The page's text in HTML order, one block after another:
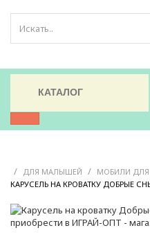
КАТАЛОГ
/ ДЛЯ МАЛЫШЕЙ / МОБИЛИ ДЛЯ
КАРУСЕЛЬ НА КРОВАТКУ ДОБРЫЕ